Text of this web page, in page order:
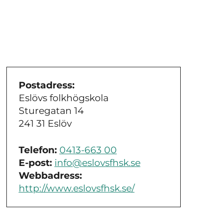
Postadress:
Eslövs folkhögskola
Sturegatan 14
241 31 Eslöv
Telefon: 0413-663 00
E-post: info@eslovsfhsk.se
Webbadress:
http://www.eslovsfhsk.se/